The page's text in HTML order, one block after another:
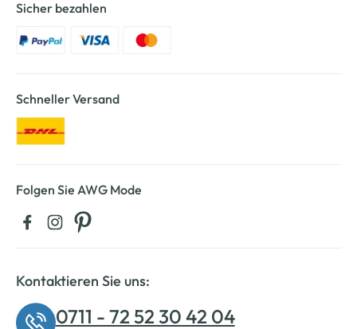
Sicher bezahlen
Schneller Versand
Folgen Sie AWG Mode
Kontaktieren Sie uns:
0711 - 72 52 30 42 04